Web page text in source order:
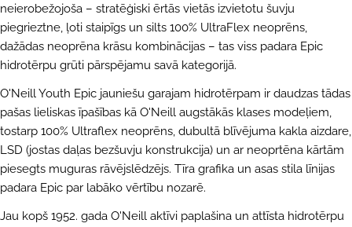
neierobežojoša – stratēģiski ērtās vietās izvietotu šuvju
piegrieztne, ļoti staipīgs un silts 100% UltraFlex neoprēns,
dažādas neoprēna krāsu kombinācijas – tas viss padara Epic
hidrotērpu grūti pārspējamu savā kategorijā.
O'Neill Youth Epic jauniešu garajam hidrotērpam ir daudzas tādas
pašas lieliskas īpašības kā O'Neill augstākās klases modeļiem,
tostarp 100% Ultraflex neoprēns, dubultā blīvējuma kakla aizdare,
LSD (jostas daļas bezšuvju konstrukcija) un ar neoprtēna kārtām
piesegts muguras rāvējslēdzējs. Tīra grafika un asas stila līnijas
padara Epic par labāko vērtību nozarē.
Jau kopš 1952. gada O'Neill aktīvi paplašina un attīsta hidrotērpu
UZDOT JAUTĀJUMU
Jūsu
Jūsu
pasts